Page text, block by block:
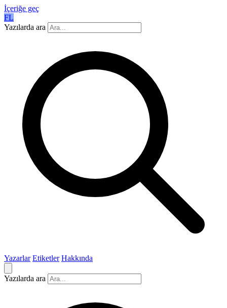
İçeriğe geç
FL
Yazılarda ara
Yazarlar Etiketler Hakkında
Yazılarda ara